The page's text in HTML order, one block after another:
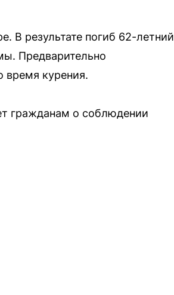
В результате погиб 62-летний
Предварительно
время курения.
гражданам о соблюдении